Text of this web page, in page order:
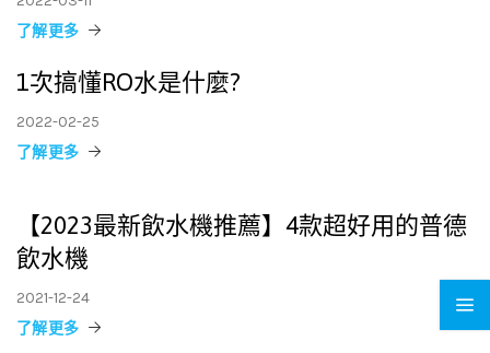
了解更多
1次搞懂RO水是什麼?
2022-02-25
了解更多
【2023最新飲水機推薦】4款超好用的普德
飲水機
2021-12-24
了解更多